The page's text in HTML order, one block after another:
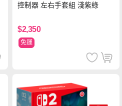
控制器 左右手套組 淺紫綠
$2,350
免運